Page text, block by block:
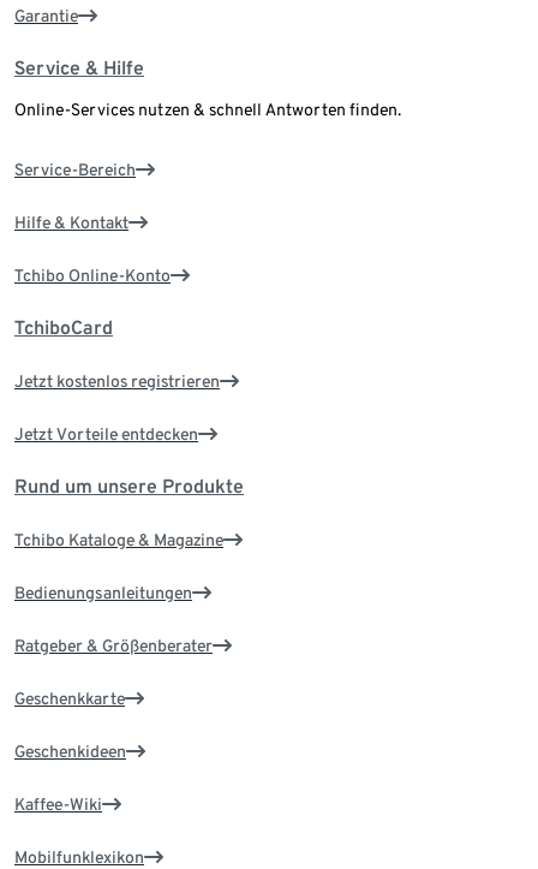
Garantie
Service & Hilfe
Online-Services nutzen & schnell Antworten finden.
Service-Bereich
Hilfe & Kontakt
Tchibo Online-Konto
TchiboCard
Jetzt kostenlos registrieren
Jetzt Vorteile entdecken
Rund um unsere Produkte
Tchibo Kataloge & Magazine
Bedienungsanleitungen
Ratgeber & Größenberater
Geschenkkarte
Geschenkideen
Kaffee-Wiki
Mobilfunklexikon